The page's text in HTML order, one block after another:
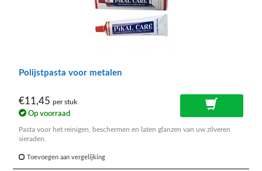
Polijstpasta voor metalen
€11,45 per stuk
Op voorraad
Pasta voor het reinigen, beschermen en laten glanzen van uw zilveren
sieraden.
Toevoegen aan vergelijking